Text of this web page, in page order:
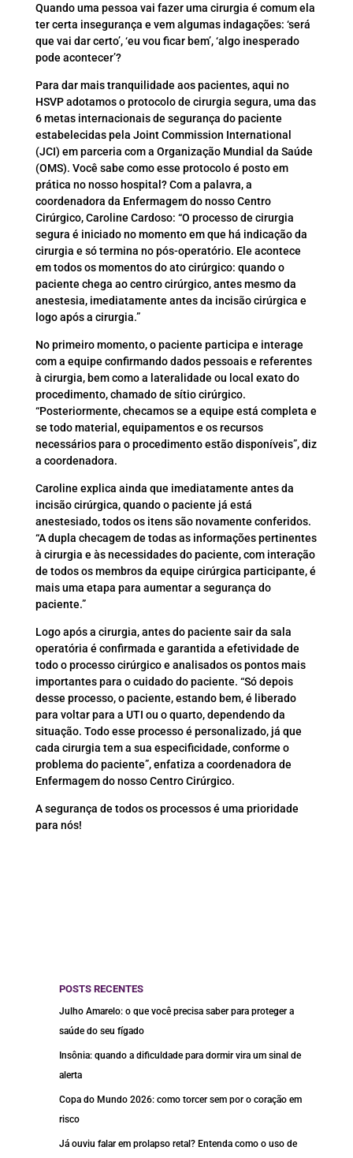
Quando uma pessoa vai fazer uma cirurgia é comum ela
ter certa insegurança e vem algumas indagações: ‘será
que vai dar certo’, ‘eu vou ficar bem’, ‘algo inesperado
pode acontecer’?
Para dar mais tranquilidade aos pacientes, aqui no
HSVP adotamos o protocolo de cirurgia segura, uma das
6 metas internacionais de segurança do paciente
estabelecidas pela Joint Commission International
(JCI) em parceria com a Organização Mundial da Saúde
(OMS). Você sabe como esse protocolo é posto em
prática no nosso hospital? Com a palavra, a
coordenadora da Enfermagem do nosso Centro
Cirúrgico, Caroline Cardoso: “O processo de cirurgia
segura é iniciado no momento em que há indicação da
cirurgia e só termina no pós-operatório. Ele acontece
em todos os momentos do ato cirúrgico: quando o
paciente chega ao centro cirúrgico, antes mesmo da
anestesia, imediatamente antes da incisão cirúrgica e
logo após a cirurgia.”
No primeiro momento, o paciente participa e interage
com a equipe confirmando dados pessoais e referentes
à cirurgia, bem como a lateralidade ou local exato do
procedimento, chamado de sítio cirúrgico.
“Posteriormente, checamos se a equipe está completa e
se todo material, equipamentos e os recursos
necessários para o procedimento estão disponíveis”, diz
a coordenadora.
Caroline explica ainda que imediatamente antes da
incisão cirúrgica, quando o paciente já está
anestesiado, todos os itens são novamente conferidos.
“A dupla checagem de todas as informações pertinentes
à cirurgia e às necessidades do paciente, com interação
de todos os membros da equipe cirúrgica participante, é
mais uma etapa para aumentar a segurança do
paciente.”
Logo após a cirurgia, antes do paciente sair da sala
operatória é confirmada e garantida a efetividade de
todo o processo cirúrgico e analisados os pontos mais
importantes para o cuidado do paciente. “Só depois
desse processo, o paciente, estando bem, é liberado
para voltar para a UTI ou o quarto, dependendo da
situação. Todo esse processo é personalizado, já que
cada cirurgia tem a sua especificidade, conforme o
problema do paciente”, enfatiza a coordenadora de
Enfermagem do nosso Centro Cirúrgico.
A segurança de todos os processos é uma prioridade
para nós!
POSTS RECENTES
Julho Amarelo: o que você precisa saber para proteger a
saúde do seu fígado
Insônia: quando a dificuldade para dormir vira um sinal de
alerta
Copa do Mundo 2026: como torcer sem por o coração em
risco
Já ouviu falar em prolapso retal? Entenda como o uso de